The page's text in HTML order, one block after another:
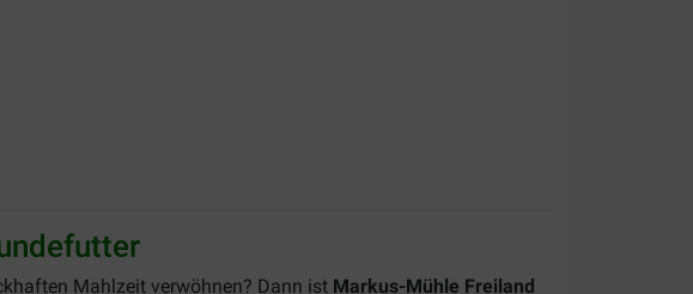
Mahlzeit verwöhnen? Dann ist Markus-Mühle Freiland